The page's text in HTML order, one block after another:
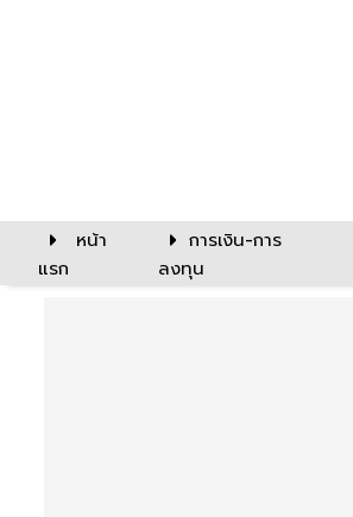
หน้า
แรก
การเงิน-การ
ลงทุน